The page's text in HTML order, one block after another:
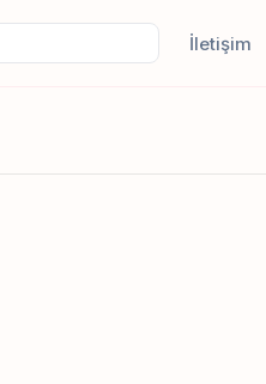
İletişim